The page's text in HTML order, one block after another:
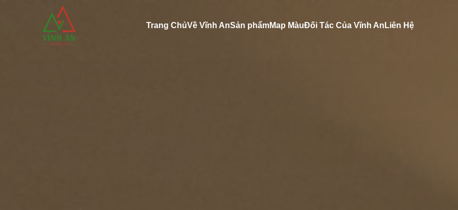
Trang ChủVề Vĩnh AnSản phẩmMap MàuĐối Tác Của Vĩnh An Liên Hệ